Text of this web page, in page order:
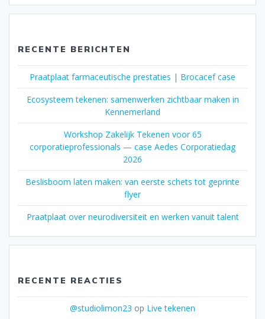
RECENTE BERICHTEN
Praatplaat farmaceutische prestaties | Brocacef case
Ecosysteem tekenen: samenwerken zichtbaar maken in
Kennemerland
Workshop Zakelijk Tekenen voor 65
corporatieprofessionals — case Aedes Corporatiedag
2026
Beslisboom laten maken: van eerste schets tot geprinte
flyer
Praatplaat over neurodiversiteit en werken vanuit talent
RECENTE REACTIES
@studiolimon23 op Live tekenen